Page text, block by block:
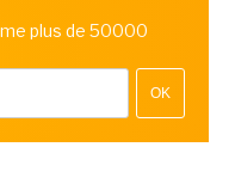
plus de 50000
OK